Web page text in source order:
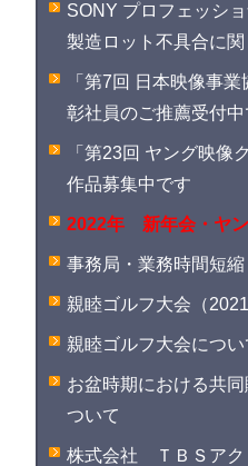
SONY プロフェッシ
製造ロット不具合に関
「第7回 日本映像事
彰社員のご推薦受付中
「第23回 ヤング映像
作品募集中です
2022年 新年会・ヤ
事務局・業務時間短
親睦ゴルフ大会（
親睦ゴルフ大会につ
お盆時期における共
ついて
株式会社 ＴＢＳアク